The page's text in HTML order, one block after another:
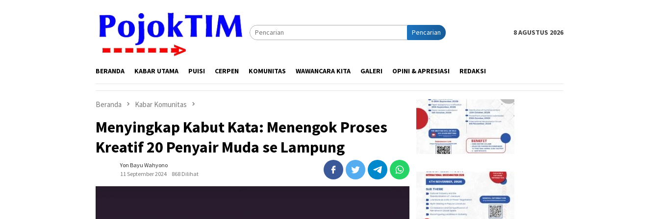
Pencarian
8 AGUSTUS 2026
BERANDA KABAR UTAMA PUISI CERPEN KOMUNITAS WAWANCARA KITA GALERI OPINI & APRESIASI REDAKSI
Beranda Kabar Komunitas
Menyingkap Kabut Kata: Menengok Proses
Kreatif 20 Penyair Muda se Lampung
Yon Bayu Wahyono
11 September 2024
868 Dilihat